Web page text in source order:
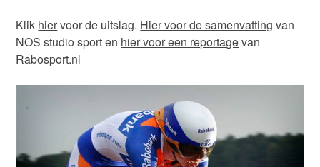
Klik hiervoor de uitslag. Hier voor de samenvatting van
NOS studio sport en hier voor een reportagevan
Rabosport.nl